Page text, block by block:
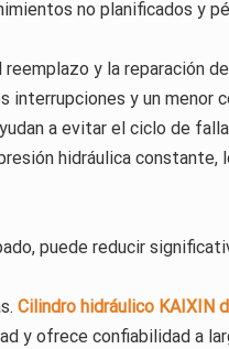
no planificados y
y la reparación
interrupciones y un menor
a evitar el ciclo de
hidráulica
puede reducir
Cilindro hidráulico KAIXIN
y ofrece confiabilidad a